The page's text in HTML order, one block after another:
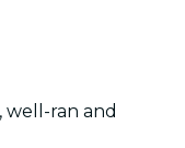
ran and